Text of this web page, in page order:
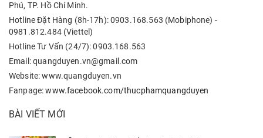
Phú, TP. Hồ Chí Minh.
Hotline Đặt Hàng (8h-17h): 0903.168.563 (Mobiphone) -
0981.812.484 (Viettel)
Hotline Tư Vấn (24/7): 0903.168.563
Email: quangduyen.vn@gmail.com
Website: www.quangduyen.vn
Fanpage:www.facebook.com/thucphamquangduyen
BÀI VIẾT MỚI